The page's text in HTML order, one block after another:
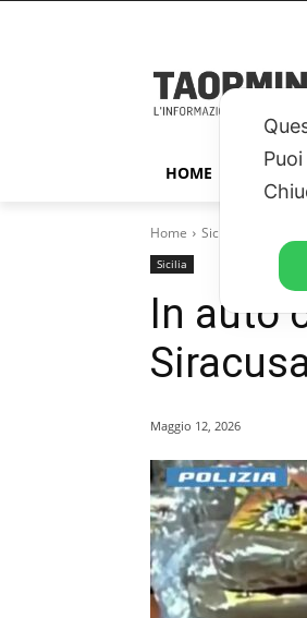
HOME
Home Sicilia
Sicilia
In auto
Maggio 12, 2026